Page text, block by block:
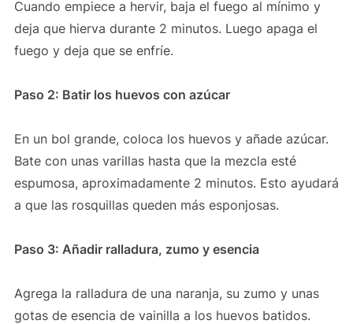
Cuando empiece a hervir, baja el fuego al mínimo y
deja que hierva durante 2 minutos. Luego apaga el
fuego y deja que se enfríe.
Paso 2: Batir los huevos con azúcar
En un bol grande, coloca los huevos y añade azúcar.
Bate con unas varillas hasta que la mezcla esté
espumosa, aproximadamente 2 minutos. Esto ayudará
a que las rosquillas queden más esponjosas.
Paso 3: Añadir ralladura, zumo y esencia
Agrega la ralladura de una naranja, su zumo y unas
gotas de esencia de vainilla a los huevos batidos.